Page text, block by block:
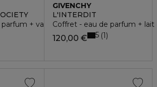
+ vaporisateur de voyage
GIVENCHY
L'INTERDIT
Coffret - eau de parfum +
120,00 € 5 1